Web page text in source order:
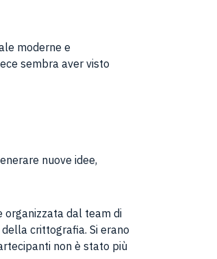
moderne e
sembra aver visto
nuove idee,
organizzata dal team di
crittografia. Si erano
non è stato più